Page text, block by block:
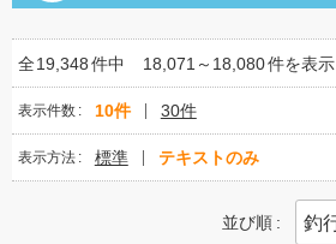
全19,348件中 18,071～18,080件を表示
表示件数 10件 30件
表示方法 標準 テキストのみ
並び順